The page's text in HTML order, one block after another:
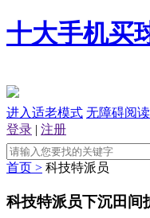
十大手机买
进入适老模式 无障碍阅读
登录 | 注册
首页 > 科技特派员
科技特派员下沉田间